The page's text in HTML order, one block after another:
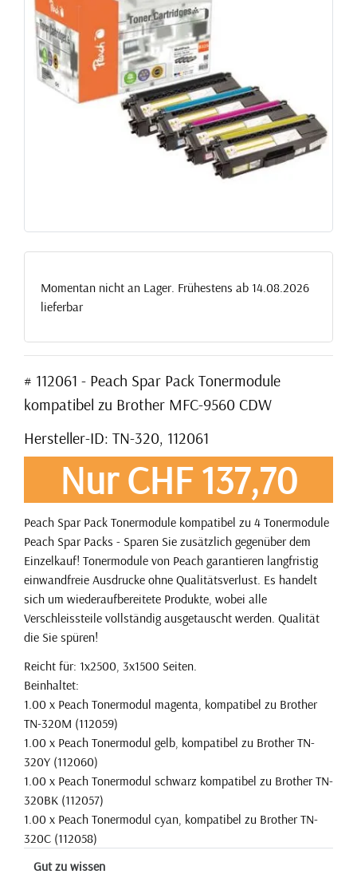
Momentan nicht an Lager. Frühestens ab 14.08.2026
lieferbar
# 112061 - Peach Spar Pack Tonermodule
kompatibel zu Brother MFC-9560 CDW
Hersteller-ID: TN-320, 112061
Nur CHF 137,70
Peach Spar Pack Tonermodule kompatibel zu 4 Tonermodule
Peach Spar Packs - Sparen Sie zusätzlich gegenüber dem
Einzelkauf! Tonermodule von Peach garantieren langfristig
einwandfreie Ausdrucke ohne Qualitätsverlust. Es handelt
sich um wiederaufbereitete Produkte, wobei alle
Verschleissteile vollständig ausgetauscht werden. Qualität
die Sie spüren!
Reicht für: 1x2500, 3x1500 Seiten.
Beinhaltet:
1.00 x Peach Tonermodul magenta, kompatibel zu Brother
TN-320M (112059)
1.00 x Peach Tonermodul gelb, kompatibel zu Brother TN-
320Y (112060)
1.00 x Peach Tonermodul schwarz kompatibel zu Brother TN-
320BK (112057)
1.00 x Peach Tonermodul cyan, kompatibel zu Brother TN-
320C (112058)
Gut zu wissen